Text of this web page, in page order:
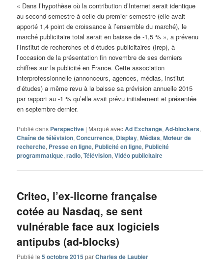
« Dans l’hypothèse où la contribution d’Internet serait identique
au second semestre à celle du premier semestre (elle avait
apporté 1,4 point de croissance à l’ensemble du marché), le
marché publicitaire total serait en baisse de -1,5 % », a prévenu
l’Institut de recherches et d’études publicitaires (Irep), à
l’occasion de la présentation fin novembre de ses derniers
chiffres sur la publicité en France. Cette association
interprofessionnelle (annonceurs, agences, médias, institut
d’études) a même revu à la baisse sa prévision annuelle 2015
par rapport au -1 % qu’elle avait prévu initialement et présentée
en septembre dernier.
Publié dans Perspective | Marqué avecAd Exchange,Ad-blockers,
Chaîne de télévision,Concurrence, Display,Médias,Moteur de
recherche, Presse en ligne, Publicité en ligne, Publicité
programmatique,radio,Télévision,Vidéo publicitaire
Criteo, l’ex-licorne française
cotée au Nasdaq, se sent
vulnérable face aux logiciels
antipubs (ad-blocks)
Publié le5 octobre 2015 parCharles de Laubier